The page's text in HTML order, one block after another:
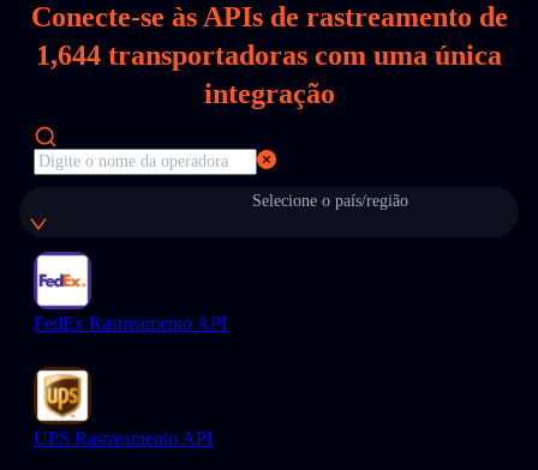
Conecte-se às APIs de rastreamento de
1,644 transportadoras com uma única
integração
Selecione o país/região
FedEx Rastreamento API
UPS Rastreamento API